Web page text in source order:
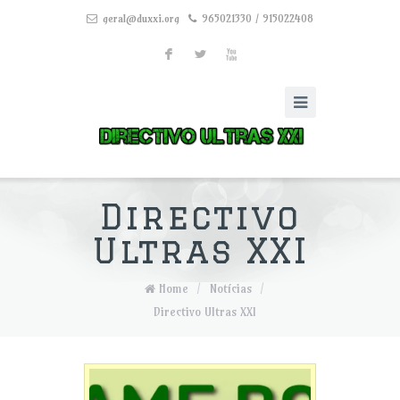
geral@duxxi.org 965021330 / 915022408
F L X
Directivo
Ultras XXI
Home / Notícias
/
Directivo Ultras XXI